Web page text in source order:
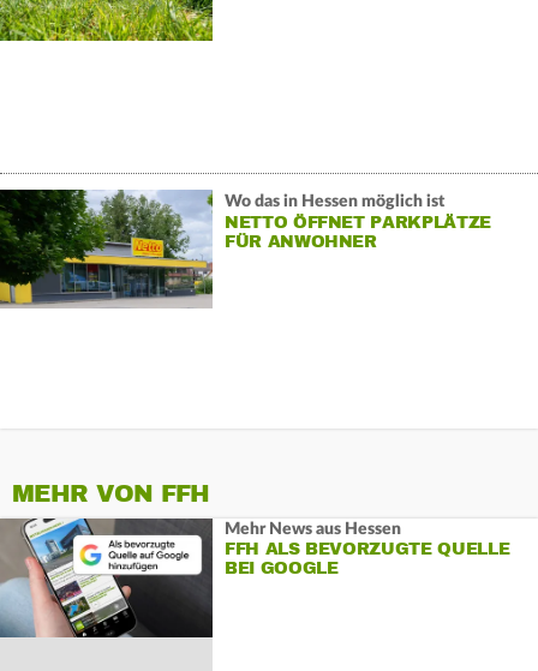
Wo das in Hessen möglich ist
NETTO ÖFFNET PARKPLÄTZE
FÜR ANWOHNER
MEHR VON FFH
Mehr News aus Hessen
FFH ALS BEVORZUGTE QUELLE
BEI GOOGLE